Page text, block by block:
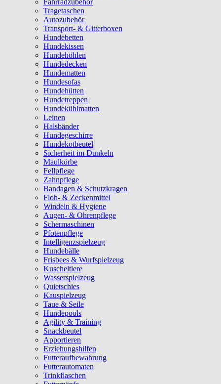
Fahrradzubehör
Tragetaschen
Autozubehör
Transport- & Gitterboxen
Hundebetten
Hundekissen
Hundehöhlen
Hundedecken
Hundematten
Hundesofas
Hundehütten
Hundetreppen
Hundekühlmatten
Leinen
Halsbänder
Hundegeschirre
Hundekotbeutel
Sicherheit im Dunkeln
Maulkörbe
Fellpflege
Zahnpflege
Bandagen & Schutzkragen
Floh- & Zeckenmittel
Windeln & Hygiene
Augen- & Ohrenpflege
Schermaschinen
Pfotenpflege
Intelligenzspielzeug
Hundebälle
Frisbees & Wurfspielzeug
Kuscheltiere
Wasserspielzeug
Quietschies
Kauspielzeug
Taue & Seile
Hundepools
Agility & Training
Snackbeutel
Apportieren
Erziehungshilfen
Futteraufbewahrung
Futterautomaten
Trinkflaschen